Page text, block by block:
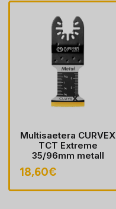
Multisaetera CURVEX
TCT Extreme
35/96mm metall
18,60€